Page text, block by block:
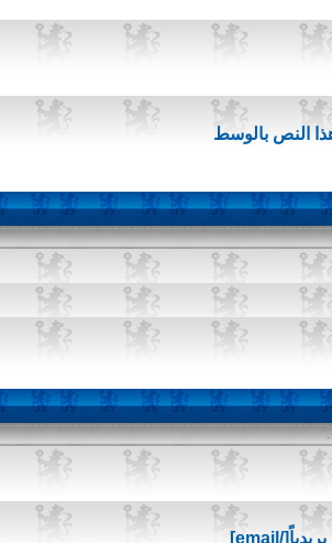
النص بالوسط
.